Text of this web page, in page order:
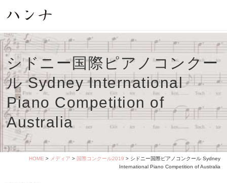
シドニー国際ピアノコンクー
ル Sydney International
Piano Competition of
Australia
HOME > メディア > 国際コンクール2019 > シドニー国際ピアノコンクール Sydney
International Piano Competition of Australia